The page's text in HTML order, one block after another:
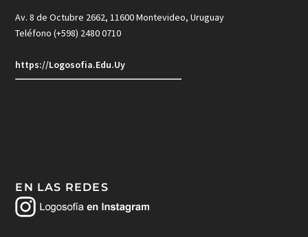
Av. 8 de Octubre 2662, 11600 Montevideo, Uruguay
Teléfono (+598) 2480 0710
https://Logosofia.Edu.Uy
EN LAS REDES